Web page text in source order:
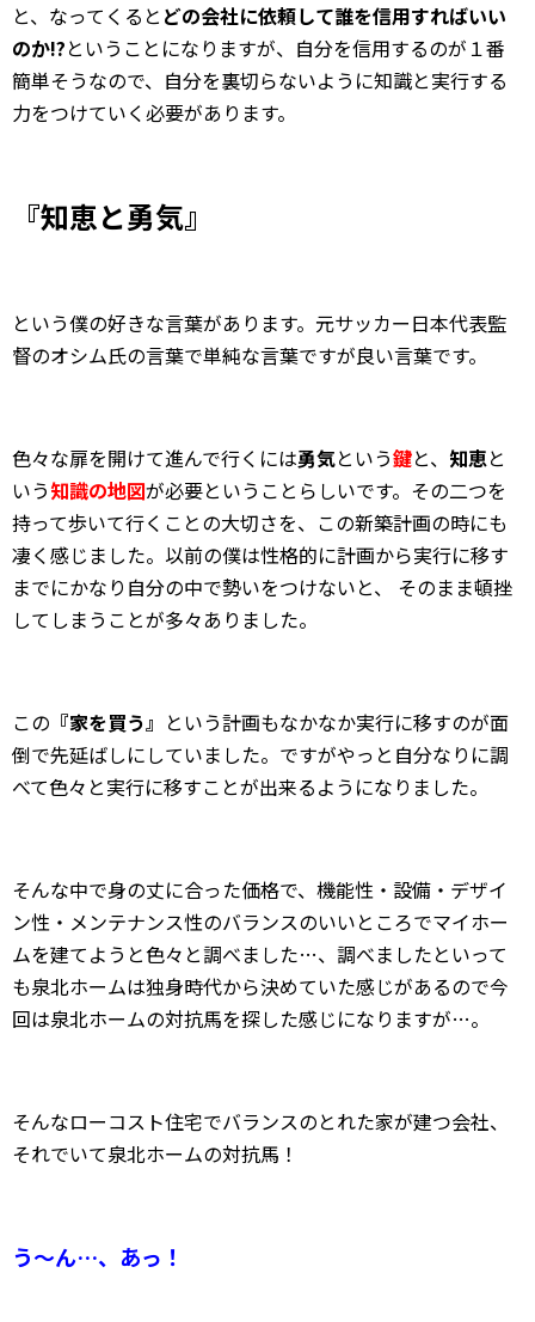
と、なってくると どの会社に依頼して誰を信用すればいい
のか!?ということになりますが、自分を信用するのが１番
簡単そうなので、自分を裏切らないように知識と実行する
力をつけていく必要があります。
『知恵と勇気』
という僕の好きな言葉があります。元サッカー日本代表監
督のオシム氏の言葉で単純な言葉ですが良い言葉です。
色々な扉を開けて進んで行くには勇気という鍵と、 知恵と
いう知識の地図が必要ということらしいです。その二つを
持って歩いて行くことの大切さを、この新築計画の時にも
凄く感じました。以前の僕は性格的に計画から実行に移す
までにかなり自分の中で勢いをつけないと、 そのまま頓挫
してしまうことが多々ありました。
この 『家を買う』 という計画もなかなか実行に移すのが面
倒で先延ばしにしていました。ですがやっと自分なりに調
べて色々と実行に移すことが出来るようになりました。
そんな中で身の丈に合った価格で、機能性・設備・デザイ
ン性・メンテナンス性のバランスのいいところでマイホー
ムを建てようと色々と調べました…、調べましたといって
も泉北ホームは独身時代から決めていた感じがあるので今
回は泉北ホームの対抗馬を探した感じになりますが…。
そんなローコスト住宅でバランスのとれた家が建つ会社、
それでいて泉北ホームの対抗馬！
う～ん…、 あっ！